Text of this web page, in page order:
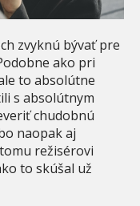
zvyknú bývať pre
ako pri
to absolútne
s absolútnym
chudobnú
naopak aj
režisérovi
to skúšal už